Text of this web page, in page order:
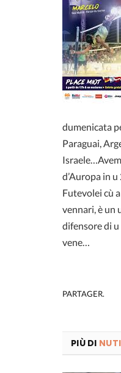
dumenicata
Paraguai,
d’Auropa in
Futevolei cù
vennari, è un
difensore di
vene…
PARTAGER.
PIÙ DI